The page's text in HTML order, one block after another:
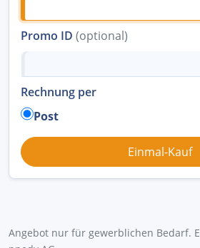
Promo ID (optional)
Rechnung per
Post
Angebot nur für gewerblichen Bedarf.